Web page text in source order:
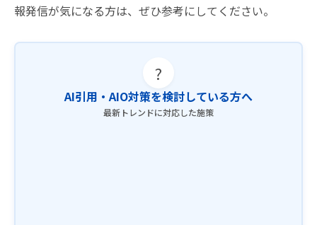
報発信が気になる方は、ぜひ参考にしてください。
?
AI引用・AIO対策を検討している方へ
最新トレンドに対応した施策